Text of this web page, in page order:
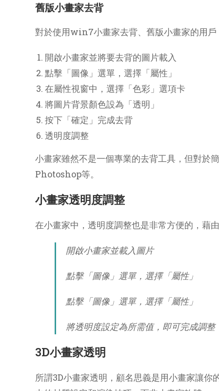
舊版小畫家去背
對於使用win7小畫家去背、舊版小畫家的用戶
開啟小畫家並將要去背的圖片載入
點擊「圖像」選單，選擇「屬性」
在屬性視窗中，選擇「色彩」選項卡
將圖片背景顏色設為「透明」
按下「確定」完成去背
透明度調整
小畫家雖然不是一個專業的去背工具，但對於
Photoshop等。
小畫家透明度調整
在小畫家中，透明度調整也是非常方便的，藉
開啟小畫家並載入圖片
點擊「圖像」選單，選擇「屬性」
點擊「圖像」選單，選擇「屬性」
將透明度設定為所需值，即可完成調整
3D小畫家透明
所謂3D小畫家透明，顧名思義是用小畫家讓你